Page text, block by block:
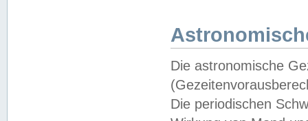
Die astronomische
Die periodischen